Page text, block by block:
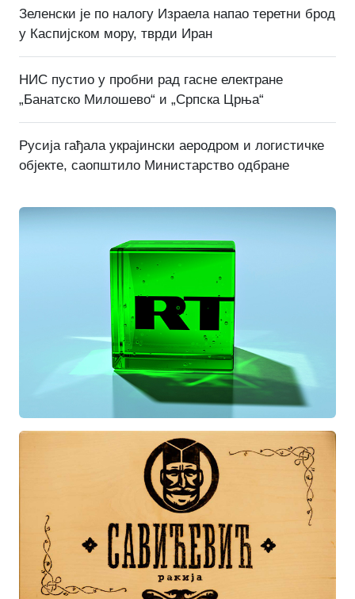
Зеленски је по налогу Израела напао теретни брод
у Каспијском мору, тврди Иран
НИС пустио у пробни рад гасне електране
„Банатско Милошево“ и „Српска Црња“
Русија гађала украјински аеродром и логистичке
објекте, саопштило Министарство одбране